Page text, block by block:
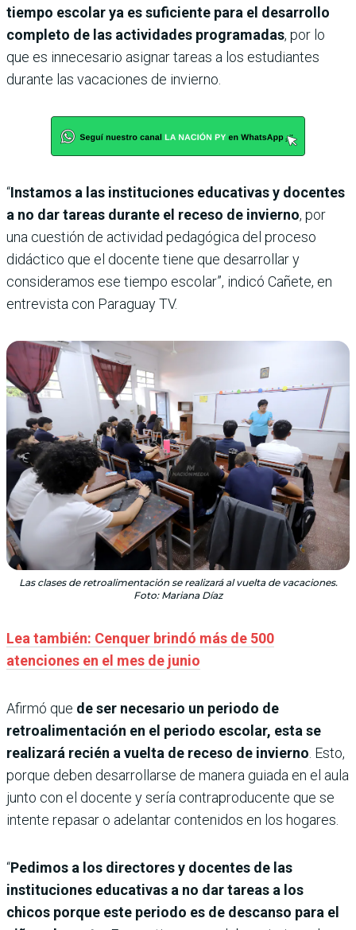
tiempo escolar ya es suficiente para el desarrollo
completo de las actividades programadas, por lo
que es innecesario asignar tareas a los estudiantes
durante las vacaciones de invierno.
“Instamos a las instituciones educativas y docentes
a no dar tareas durante el receso de invierno, por
una cuestión de actividad pedagógica del proceso
didáctico que el docente tiene que desarrollar y
consideramos ese tiempo escolar”, indicó Cañete, en
entrevista con Paraguay TV.
Las clases de retroalimentación se realizará al vuelta de vacaciones.
Foto: Mariana Díaz
Lea también: Cenquer brindó más de 500
atenciones en el mes de junio
Afirmó que de ser necesario un periodo de
retroalimentación en el periodo escolar, esta se
realizará recién a vuelta de receso de invierno . Esto,
porque deben desarrollarse de manera guiada en el aula
junto con el docente y sería contraproducente que se
intente repasar o adelantar contenidos en los hogares.
“Pedimos a los directores y docentes de las
instituciones educativas a no dar tareas a los
chicos porque este periodo es de descanso para el